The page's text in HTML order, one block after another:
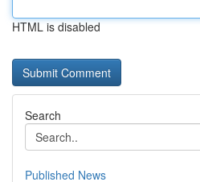
HTML is disabled
Search
Published News